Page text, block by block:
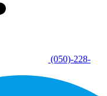
(050)-228-